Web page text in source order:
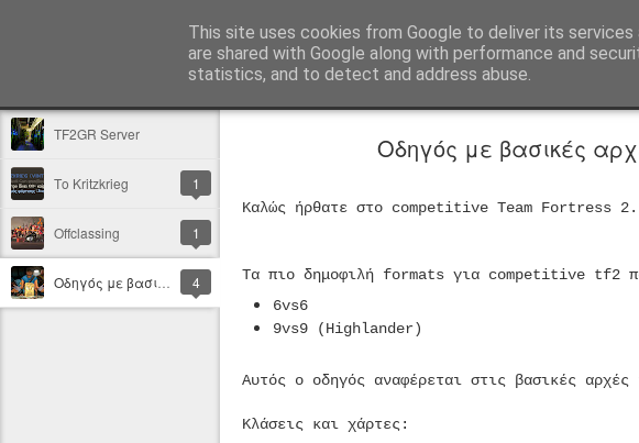
This site uses cookies from Google to deliver its
are shared with Google along with performance and
statistics, and to detect and address abuse.
TF2GR Server
Το Kritzkrieg 1
Offclassing 1
4
Οδηγός με βασικές
Καλώς ήρθατε στο competitive Team Fortress 2.
Τα πιο δημοφιλή formats για competitive tf2
6vs6
9vs9 (Highlander)
Αυτός ο οδηγός αναφέρεται στις βασικές
Κλάσεις και χάρτες: